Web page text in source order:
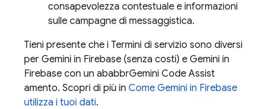
consapevolezza contestuale e informazioni
sulle campagne di messaggistica.
Tieni presente che i Termini di servizio sono diversi
per Gemini in Firebase (senza costi) e Gemini in
Firebase con un ababbrGemini Code Assist
amento. Scopri di più in Come Gemini in Firebase
utilizza i tuoi dati.